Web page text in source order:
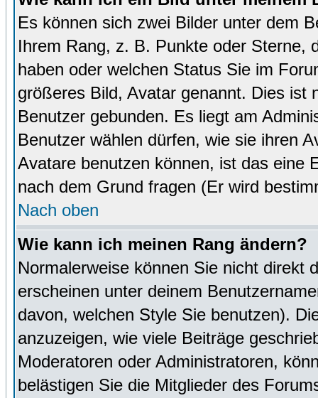
Es können sich zwei Bilder unter dem
Ihrem Rang, z. B. Punkte oder Sterne,
haben oder welchen Status Sie im
größeres Bild, Avatar genannt. Dies ist
Benutzer gebunden. Es liegt am
Benutzer wählen dürfen, wie sie ihren
Avatare benutzen können, ist das eine
nach dem Grund fragen (Er wird
Nach oben
Wie kann ich meinen Rang ändern?
Normalerweise können Sie nicht direkt
erscheinen unter deinem
davon, welchen Style Sie benutzen).
anzuzeigen, wie viele Beiträge
Moderatoren oder Administratoren,
belästigen Sie die Mitglieder des